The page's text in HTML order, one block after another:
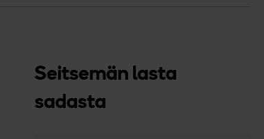
Seitsemän lasta
sadasta